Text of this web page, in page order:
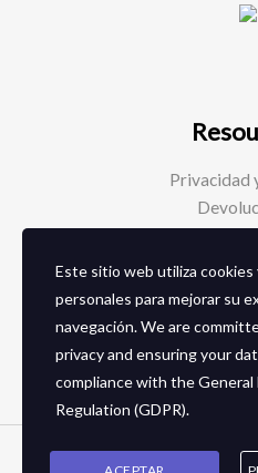
Privacidad
Social
Copyright © 2026 Zapaterias
Este sitio web utiliza cookies
personales para mejorar su
navegación. We are
privacy and ensuring your
compliance with the
Regulation (GDPR).